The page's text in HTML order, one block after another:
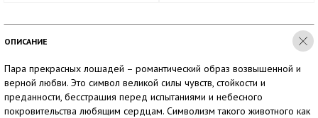
ОПИСАНИЕ
Пара прекрасных лошадей – романтический образ возвышенной и
верной любви. Это символ великой силы чувств, стойкости и
преданности, бесстрашия перед испытаниями и небесного
покровительства любящим сердцам. Символизм такого животного как